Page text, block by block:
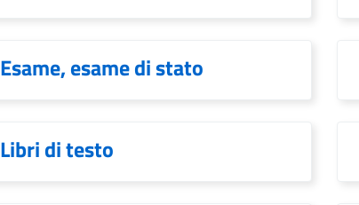
Esame, esame di stato
Libri di testo